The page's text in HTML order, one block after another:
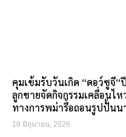
คุมเข้มรับวันเกิด “ดอว์ซูจี
ลูกชายจัดกิจกรรมเคลื่อนไ
ทางการพม่ารื้อถอนรูปปั้น
18 มิถุนายน, 2026